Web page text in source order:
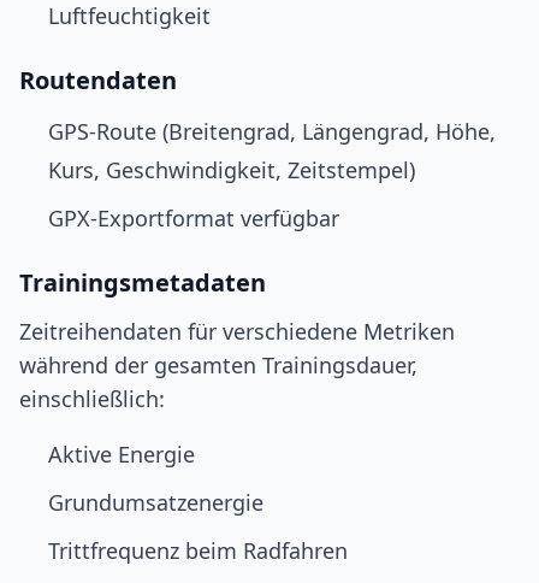
Luftfeuchtigkeit
Routendaten
GPS-Route (Breitengrad, Längengrad, Höhe,
Kurs, Geschwindigkeit, Zeitstempel)
GPX-Exportformat verfügbar
Trainingsmetadaten
Zeitreihendaten für verschiedene Metriken
während der gesamten Trainingsdauer,
einschließlich:
Aktive Energie
Grundumsatzenergie
Trittfrequenz beim Radfahren